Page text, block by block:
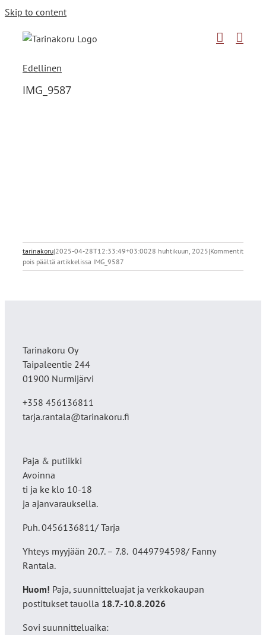
Skip to content
Edellinen
IMG_9587
tarinakoru|2025-04-28T12:33:49+03:0028 huhtikuun, 2025|Kommentit
pois päältä artikkelissa IMG_9587
Tarinakoru Oy
Taipaleentie 244
01900 Nurmijärvi
+358 456136811
tarja.rantala@tarinakoru.fi
Paja & putiikki
Avoinna
ti ja ke klo 10-18
ja ajanvarauksella.
Puh. 0456136811/ Tarja
Yhteys myyjään 20.7. – 7.8. 0449794598/ Fanny
Rantala.
Huom! Paja, suunnitteluajat ja verkkokaupan
postitukset tauolla 18.7.-10.8.2026
Sovi suunnitteluaika: